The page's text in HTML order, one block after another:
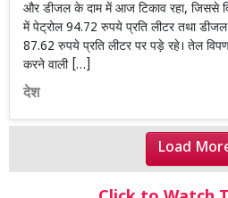
और डीजल के दाम में आज टिकाव रहा, जिससे
में पेट्रोल 94.72 रुपये प्रति लीटर तथा डीजल
87.62 रुपये प्रति लीटर पर पड़े रहे। तेल
करने वाली […]
देश
Load